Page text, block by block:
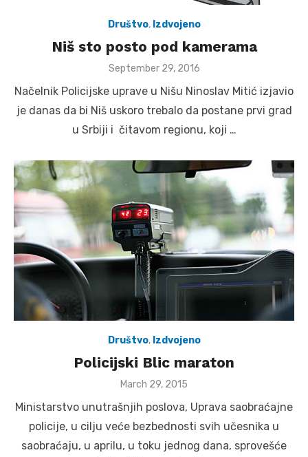
Društvo, Izdvojeno
Niš sto posto pod kamerama
Posted
September 29, 2016
Načelnik Policijske uprave u Nišu Ninoslav Mitić izjavio
je danas da bi Niš uskoro trebalo da postane prvi grad
u Srbiji i čitavom regionu, koji …
Društvo, Izdvojeno
Policijski Blic maraton
Posted
March 29, 2015
Ministarstvo unutrašnjih poslova, Uprava saobraćajne
policije, u cilju veće bezbednosti svih učesnika u
saobraćaju, u aprilu, u toku jednog dana, sprovešće